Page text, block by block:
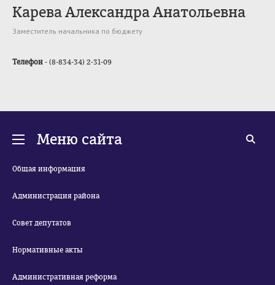
Карева Александра Анатольевна
Заместитель начальника по бюджету
Телефон - (8-834-34) 2-31-09
Меню сайта
Общая информация
Администрация района
Совет депутатов
Нормативные акты
Административная реформа